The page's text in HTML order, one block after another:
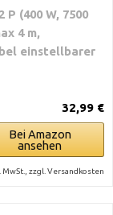
(400 W, 7500
4 m,
einstellbarer
32,99 €
Bei Amazon
ansehen
MwSt., zzgl. Versandkosten